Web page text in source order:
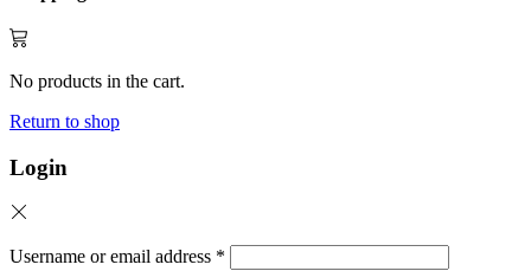
No products in the cart.
Return to shop
Login
Username or email address *